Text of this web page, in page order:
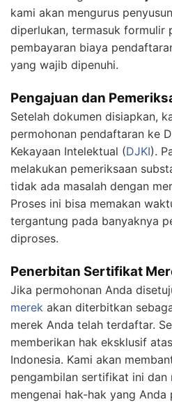
kami akan mengurus
diperlukan, termasuk formulir
pembayaran biaya
yang wajib dipenuhi.
Pengajuan dan
Setelah dokumen disiapkan,
permohonan pendaftaran ke
Kekayaan Intelektual (DJKI).
melakukan pemeriksaan
tidak ada masalah dengan
Proses ini bisa memakan
tergantung pada banyaknya
diproses.
Penerbitan Sertifikat
Jika permohonan Anda
merek akan diterbitkan
merek Anda telah terdaftar.
memberikan hak eksklusif
Indonesia. Kami akan
pengambilan sertifikat ini dan
mengenai hak-hak yang Anda